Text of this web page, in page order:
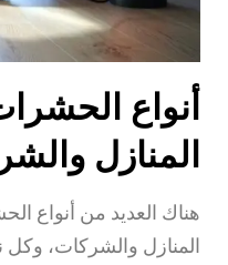
أنواع
المنازل
هناك العديد من أنواع
المنازل والشركات،